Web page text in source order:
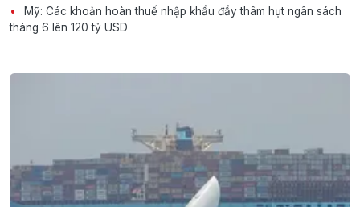
Mỹ: Các khoản hoàn thuế nhập khẩu đẩy thâm hụt ngân sách
tháng 6 lên 120 tỷ USD